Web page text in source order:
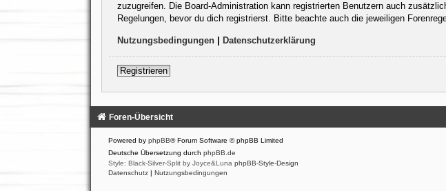
zuzugreifen. Die Board-Administration kann registrierten Benutzern auch
Regelungen, bevor du dich registrierst. Bitte beachte auch die jeweiligen
Nutzungsbedingungen| Datenschutzerklärung
Registrieren
Foren-Übersicht
Powered by phpBB® Forum Software © phpBB Limited
Deutsche Übersetzung durch phpBB.de
Style: Black-Silver-Split by Joyce&Luna phpBB-Style-Design
Datenschutz | Nutzungsbedingungen